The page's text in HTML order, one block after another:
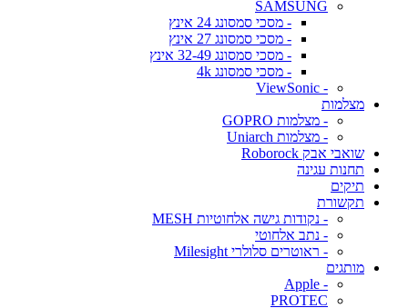
SAMSUNG
- מסכי סמסונג 24 אינץ
- מסכי סמסונג 27 אינץ
- מסכי סמסונג 32-49 אינץ
- מסכי סמסונג 4k
- ViewSonic
מצלמות
- מצלמות GOPRO
- מצלמות Uniarch
שואבי אבק Roborock
תחנות עגינה
תיקים
תקשורת
- נקודות גישה אלחוטיות MESH
- נתב אלחוטי
- ראוטרים סלולרי Milesight
מותגים
- Apple
PROTEC